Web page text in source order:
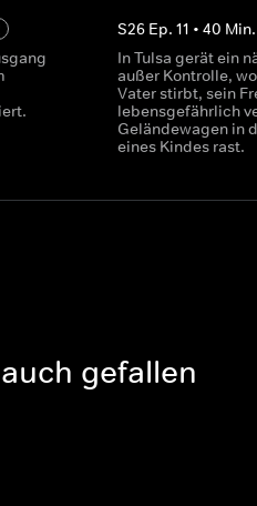
S26 Ep.11 •40 Min.
In Tulsa gerät ein
außer Kontrolle,
Vater stirbt, sein
lebensgefährlich
Geländewagen in
eines Kindes rast.
gefallen